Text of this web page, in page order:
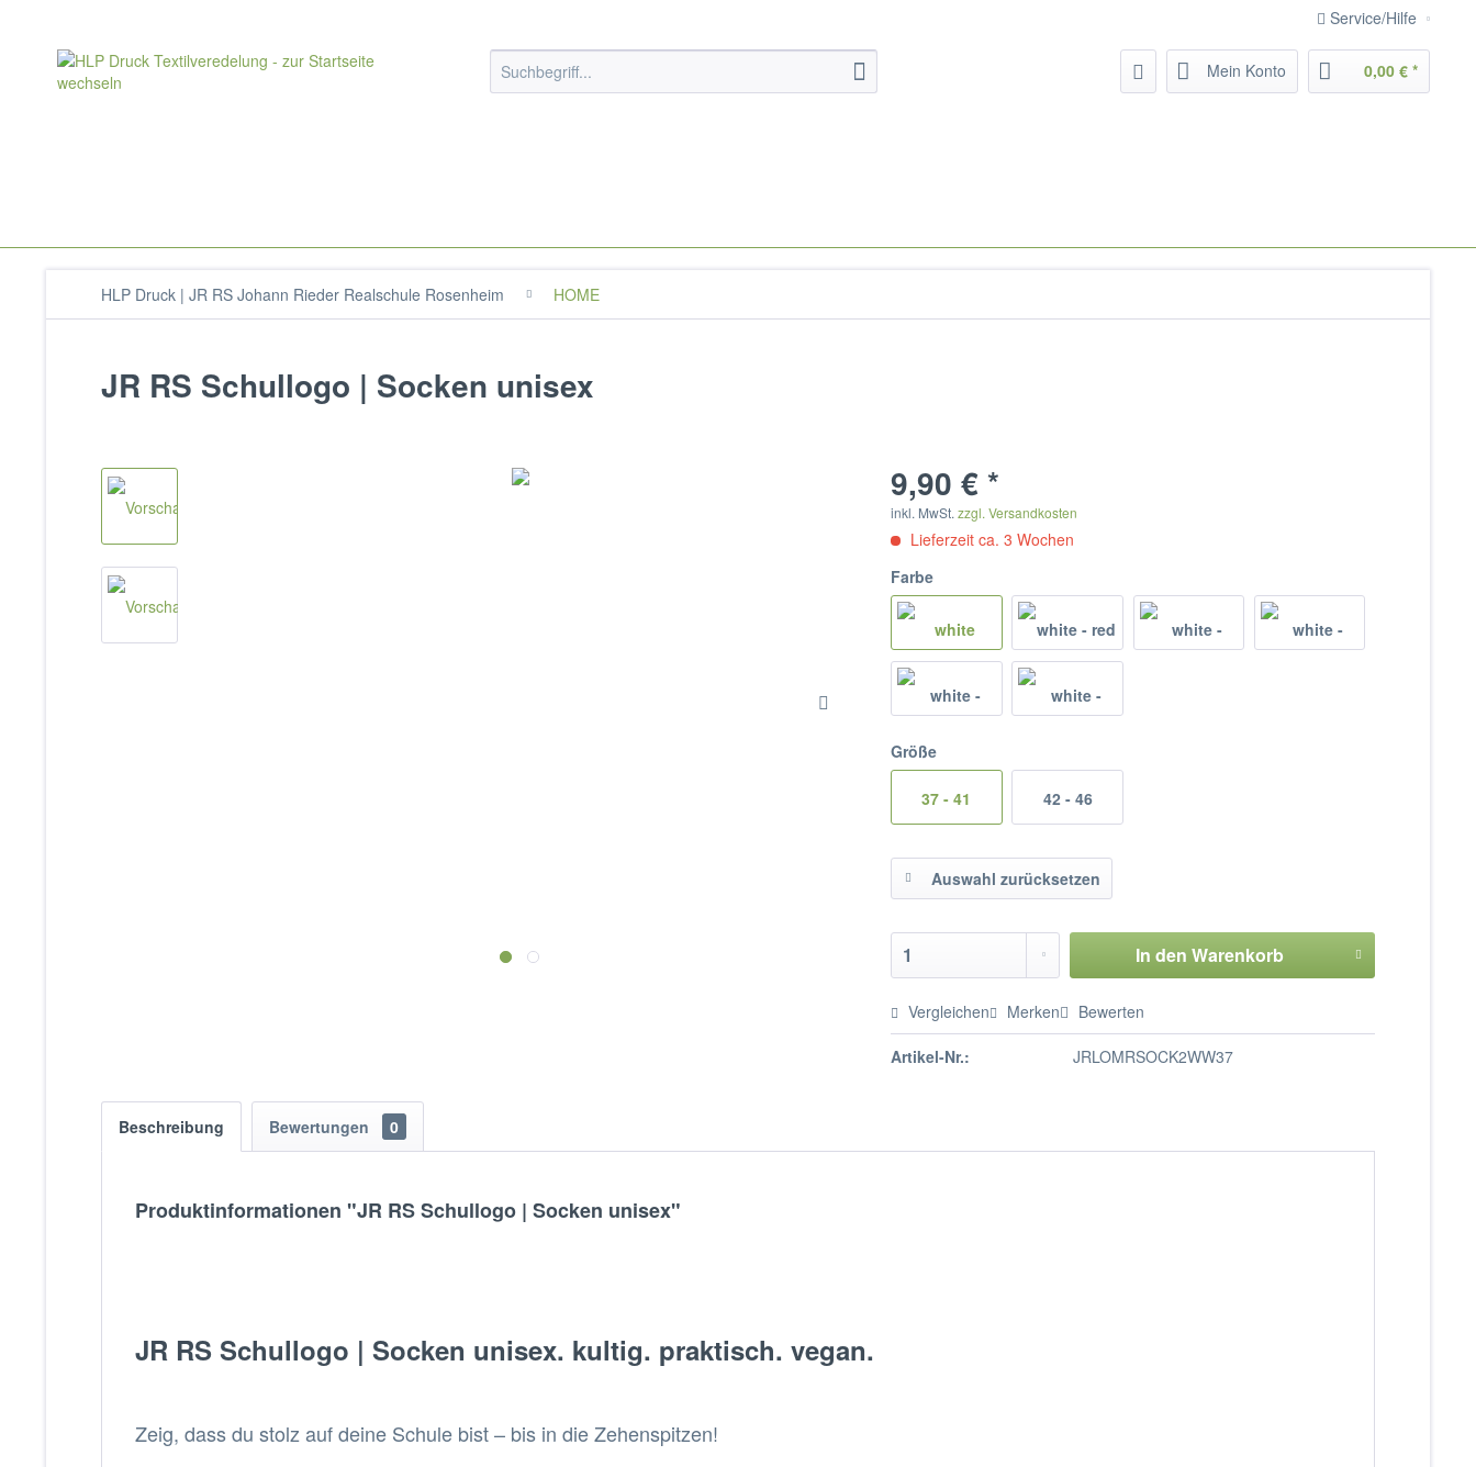
Service/Hilfe
Mein Konto 0,00 € *
HLP Druck | JR RS Johann Rieder Realschule Rosenheim HOME
JR RS Schullogo | Socken unisex
9,90 € *
inkl. MwSt.zzgl. Versandkosten
Lieferzeit ca. 3 Wochen
Farbe
Größe
37 - 41 42 - 46
Auswahl zurücksetzen
In den Warenkorb
Vergleichen Merken Bewerten
Artikel-Nr.: JRLOMRSOCK2WW37
Beschreibung Bewertungen 0
Produktinformationen "JR RS Schullogo | Socken unisex"
JR RS Schullogo | Socken unisex. kultig. praktisch. vegan.
Zeig, dass du stolz auf deine Schule bist – bis in die Zehenspitzen!